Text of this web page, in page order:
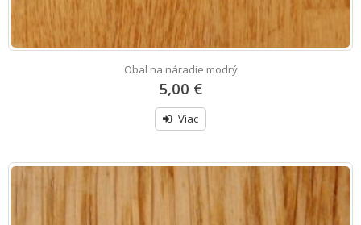
Obal na náradie modrý
5,00 €
Viac